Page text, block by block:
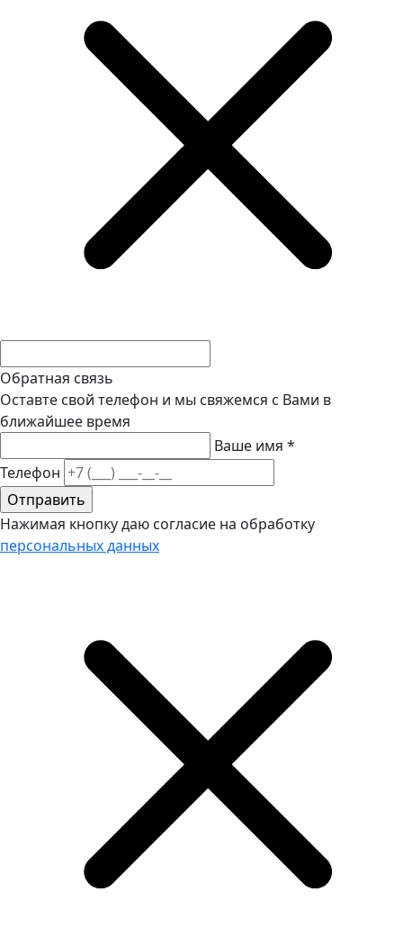
Обратная связь
Оставте свой телефон и мы свяжемся с Вами в
ближайшее время
Ваше имя *
Телефон
Нажимая кнопку даю согласие на обработку
персональных данных